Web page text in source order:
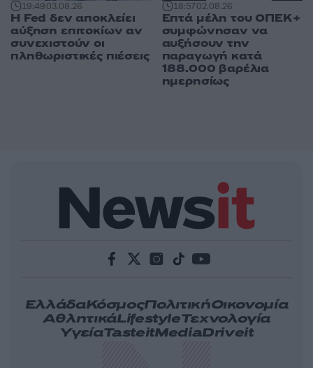
19:4903.08.26
Η Fed δεν αποκλείει
αύξηση επιτοκίων αν
συνεχιστούν οι
πληθωριστικές πιέσεις
18:5702.08.26
Επτά μέλη του ΟΠΕΚ+
συμφώνησαν να
αυξήσουν την
παραγωγή κατά
188.000 βαρέλια
ημερησίως
ΕλλάδαΚόσμοςΠολιτικήΟικονομία
ΑθλητικάLifestyleΤεχνολογία
ΥγείαTasteitMediaDriveit